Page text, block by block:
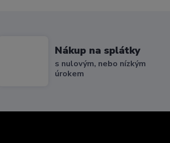
Nákup na splátky
s nulovým, nebo nízkým
úrokem